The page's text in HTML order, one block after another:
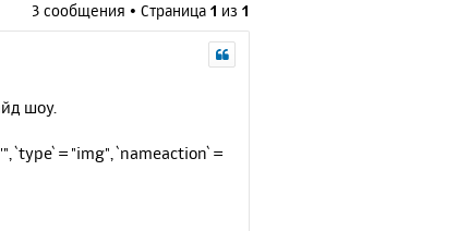
3 сообщения • Страница 1 из 1
шоу.
`type` = "img", `nameaction` =